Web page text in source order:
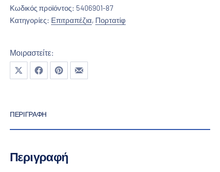
Κωδικός προϊόντος: 5406901-87
Κατηγορίες: Επιτραπέζια, Πορτατίφ
Μοιραστείτε:
Μοιραστείτε το στο X
Μοιραστείτε το στο Facebook
Μοιραστείτε το στο Pinterest
Μοιραστείτε το με email
ΠΕΡΙΓΡΑΦΉ
Περιγραφή